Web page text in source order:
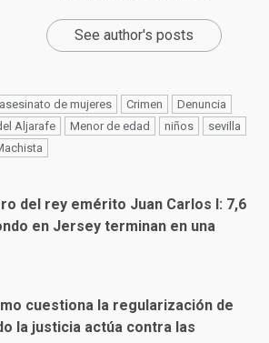
See author's posts
asesinato de mujeres Crimen
Denuncia
Aljarafe Menor de edad niños
sevilla
del rey emérito Juan Carlos I: 7,6
en Jersey terminan en una
cuestiona la regularización de
la justicia actúa contra las